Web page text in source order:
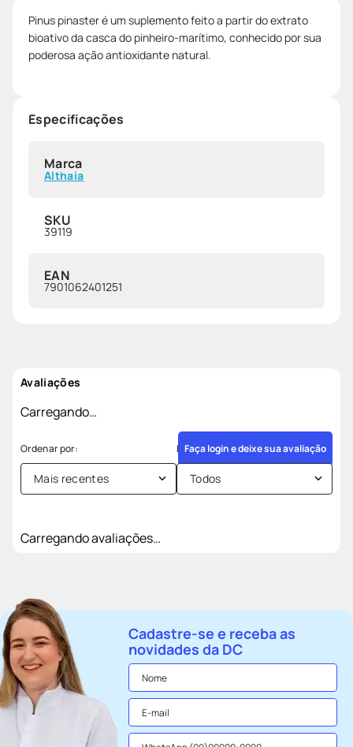
Pinus pinaster é um suplemento feito a partir do extrato
bioativo da casca do pinheiro-marítimo, conhecido por sua
poderosa ação antioxidante natural.
Especificações
Marca
Althaia
SKU
39119
EAN
7901062401251
Avaliações
Carregando…
Faça login e deixe sua avaliação
Mais recentes Todos
Carregando avaliações…
Cadastre-se e receba as
novidades da DC